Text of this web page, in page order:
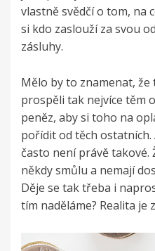
vlastně svědčí o tom, na
si kdo zaslouží za svou
zásluhy.
Mělo by to znamenat, že
prospěli tak nejvíce těm
peněz, aby si toho na
pořídit od těch
často není právě takové.
někdy smůlu a nemají
Děje se tak třeba i
tím naděláme? Realita je